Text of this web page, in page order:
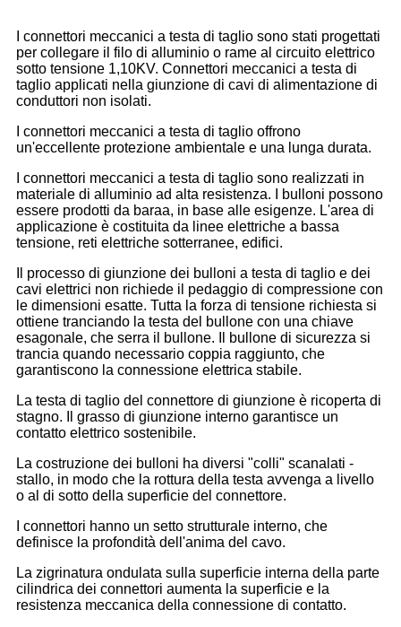
I connettori meccanici a testa di taglio sono stati progettati
per collegare il filo di alluminio o rame al circuito elettrico
sotto tensione 1,10KV. Connettori meccanici a testa di
taglio applicati nella giunzione di cavi di alimentazione di
conduttori non isolati.
I connettori meccanici a testa di taglio offrono
un'eccellente protezione ambientale e una lunga durata.
I connettori meccanici a testa di taglio sono realizzati in
materiale di alluminio ad alta resistenza. I bulloni possono
essere prodotti da baraa, in base alle esigenze. L'area di
applicazione è costituita da linee elettriche a bassa
tensione, reti elettriche sotterranee, edifici.
Il processo di giunzione dei bulloni a testa di taglio e dei
cavi elettrici non richiede il pedaggio di compressione con
le dimensioni esatte. Tutta la forza di tensione richiesta si
ottiene tranciando la testa del bullone con una chiave
esagonale, che serra il bullone. Il bullone di sicurezza si
trancia quando necessario coppia raggiunto, che
garantiscono la connessione elettrica stabile.
La testa di taglio del connettore di giunzione è ricoperta di
stagno. Il grasso di giunzione interno garantisce un
contatto elettrico sostenibile.
La costruzione dei bulloni ha diversi "colli" scanalati -
stallo, in modo che la rottura della testa avvenga a livello
o al di sotto della superficie del connettore.
I connettori hanno un setto strutturale interno, che
definisce la profondità dell'anima del cavo.
La zigrinatura ondulata sulla superficie interna della parte
cilindrica dei connettori aumenta la superficie e la
resistenza meccanica della connessione di contatto.